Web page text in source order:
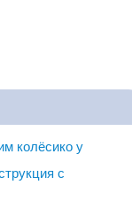
колёсико у
с